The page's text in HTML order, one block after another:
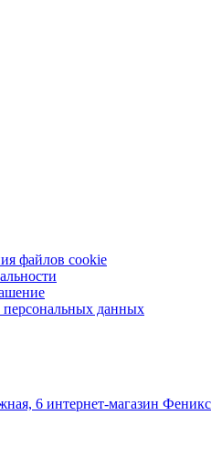
файлов cookie
персональных данных
6 интернет-магазин Феникс